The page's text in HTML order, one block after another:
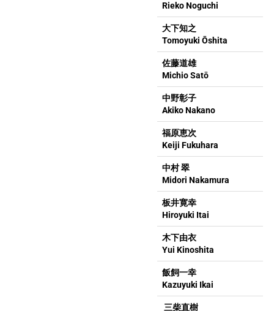
Rieko Noguchi
大下知之
Tomoyuki Ōshita
佐藤道雄
Michio Satō
中野彰子
Akiko Nakano
福原恵次
Keiji Fukuhara
中村 翠
Midori Nakamura
板井寛幸
Hiroyuki Itai
木下由衣
Yui Kinoshita
飯飼一幸
Kazuyuki Ikai
三柴直樹